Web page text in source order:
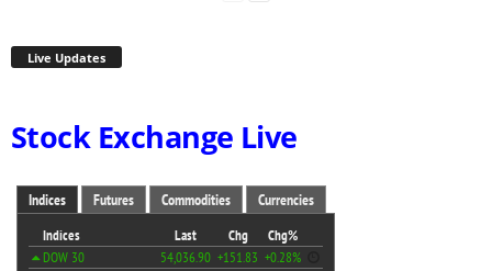
Live Updates
Stock Exchange Live